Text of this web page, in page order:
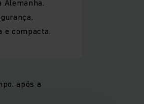
Alemanha.
e compacta.
após a